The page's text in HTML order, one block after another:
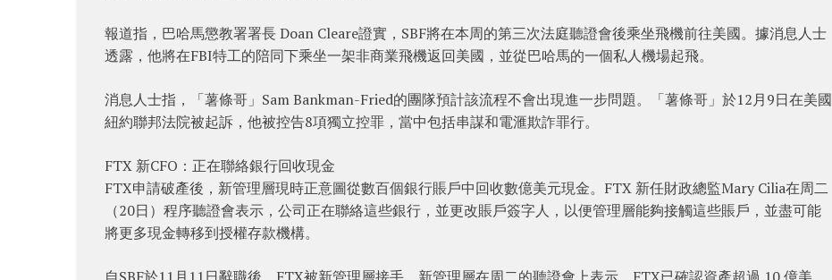
報道指，巴哈馬懲教署署長 Doan Cleare證實，SBF將在本周的第三次法庭聽證會後乘坐飛機前往美國。據消息人士
透露，他將在FBI特工的陪同下乘坐一架非商業飛機返回美國，並從巴哈馬的一個私人機場起飛。
消息人士指，「薯條哥」Sam Bankman-Fried的團隊預計該流程不會出現進一步問題。「薯條哥」於12月9日在美國
紐約聯邦法院被起訴，他被控告8項獨立控罪，當中包括串謀和電滙欺詐罪行。
FTX 新CFO：正在聯絡銀行回收現金
FTX申請破產後，新管理層現時正意圖從數百個銀行賬戶中回收數億美元現金。FTX 新任財政總監Mary Cilia在周二
（20日）程序聽證會表示，公司正在聯絡這些銀行，並更改賬戶簽字人，以便管理層能夠接觸這些賬戶，並盡可能
將更多現金轉移到授權存款機構。